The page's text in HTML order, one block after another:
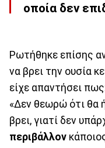
οποία δεν
Ρωτήθηκε επίσης
να βρει την ουσία
είχε απαντήσει
«Δεν θεωρώ ότι θα
βρει, γιατί δεν
περιβάλλον